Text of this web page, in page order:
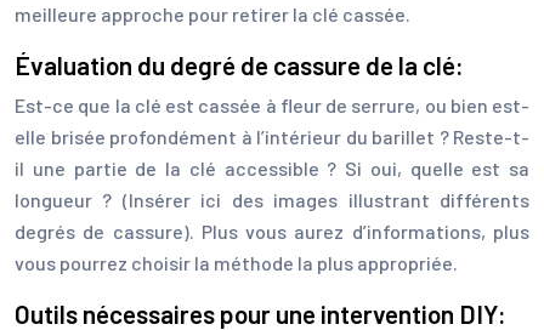
meilleure approche pour retirer la clé cassée.
Évaluation du degré de cassure de la clé:
Est-ce que la clé est cassée à fleur de serrure, ou bien est-
elle brisée profondément à l’intérieur du barillet ? Reste-t-
il une partie de la clé accessible ? Si oui, quelle est sa
longueur ? (Insérer ici des images illustrant différents
degrés de cassure). Plus vous aurez d’informations, plus
vous pourrez choisir la méthode la plus appropriée.
Outils nécessaires pour une intervention DIY: